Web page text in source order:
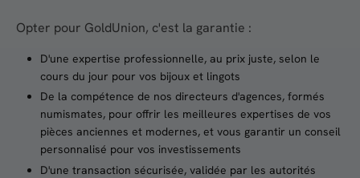
Opter pour GoldUnion, c'est la garantie :
D'une expertise professionnelle, au prix juste, selon le
cours du jour pour vos bijoux et lingots
De la compétence de nos directeurs d'agences, formés
numismates, pour offrir les meilleures expertises de vos
pièces anciennes et modernes, et vous garantir un conseil
personnalisé pour vos investissements
D'une transaction sécurisée, validée par les autorités